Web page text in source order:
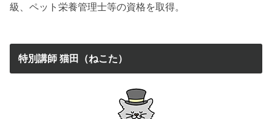
級、ペット栄養管理士等の資格を取得。
特別講師 猫田（ねこた）